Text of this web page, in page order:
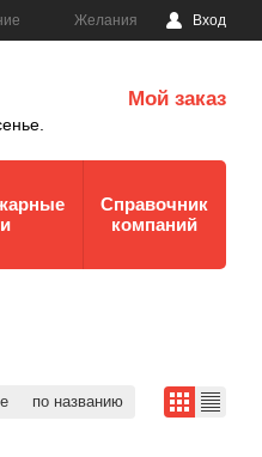
Желания Вход
Мой заказ
Справочник
компаний
по названию